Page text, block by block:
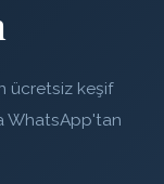
ücretsiz keşif
WhatsApp'tan